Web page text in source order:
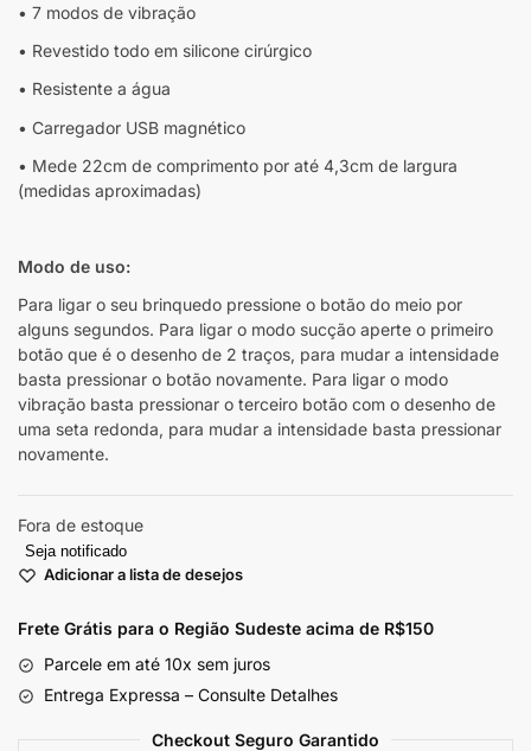
• 7 modos de vibração
• Revestido todo em silicone cirúrgico
• Resistente a água
• Carregador USB magnético
• Mede 22cm de comprimento por até 4,3cm de largura
(medidas aproximadas)
Modo de uso:
Para ligar o seu brinquedo pressione o botão do meio por
alguns segundos. Para ligar o modo sucção aperte o primeiro
botão que é o desenho de 2 traços, para mudar a intensidade
basta pressionar o botão novamente. Para ligar o modo
vibração basta pressionar o terceiro botão com o desenho de
uma seta redonda, para mudar a intensidade basta pressionar
novamente.
Fora de estoque
Seja notificado
Adicionar a lista de desejos
Frete Grátis para o Região Sudeste acima de R$150
Parcele em até 10x sem juros
Entrega Expressa – Consulte Detalhes
Checkout Seguro Garantido